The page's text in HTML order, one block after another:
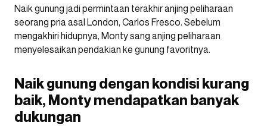
Naik gunung jadi permintaan terakhir anjing peliharaan
seorang pria asal London, Carlos Fresco. Sebelum
mengakhiri hidupnya, Monty sang anjing peliharaan
menyelesaikan pendakian ke gunung favoritnya.
Naik gunung dengan kondisi kurang
baik, Monty mendapatkan banyak
dukungan